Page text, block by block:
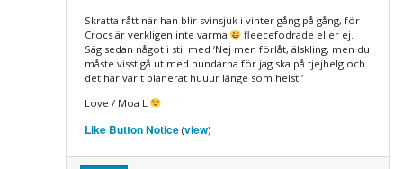
Skratta rått när han blir svinsjuk i vinter gång på gång, för
Crocs är verkligen inte varma
fleecefodrade eller ej.
Säg sedan något i stil med ‘Nej men förlåt, älskling, men du
måste visst gå ut med hundarna för jag ska på tjejhelg och
det har varit planerat huuur länge som helst!’
Love / Moa L
Like Button Notice(view)